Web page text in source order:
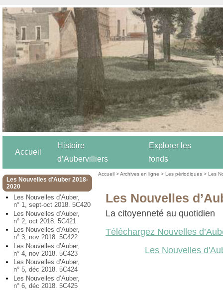
Accueil
Histoire
d’Aubervilliers
Explorer les
fonds
Les Nouvelles d’Auber 2018-
2020
Les Nouvelles d’Auber,
n° 1, sept-oct 2018. 5C420
Les Nouvelles d’Auber,
n° 2, oct 2018. 5C421
Les Nouvelles d’Auber,
n° 3, nov 2018. 5C422
Les Nouvelles d’Auber,
n° 4, nov 2018. 5C423
Les Nouvelles d’Auber,
n° 5, déc 2018. 5C424
Les Nouvelles d’Auber,
n° 6, déc 2018. 5C425
Accueil >Archives en ligne >Les périodiques >Les
Les Nouvelles
La citoyenneté au quotidien
Téléchargez Nouvelles
Les Nouvelles